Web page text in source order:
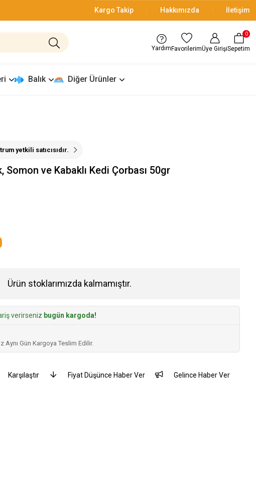
Kargo Takip Hakkımızda İletişim
Yardım FavorilerimÜye GirişiSepetim
0
Balık Diğer Ürünler
yetkili satıcısıdır.
ve Kabaklı Kedi Çorbası 50gr
Ürün stoklarımızda kalmamıştır.
verirseniz bugün kargoda!
Gün Kargoya Teslim Edilir.
Karşılaştır Fiyat Düşünce Haber Ver Gelince Haber Ver